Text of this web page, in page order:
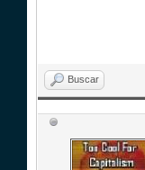
Buscar